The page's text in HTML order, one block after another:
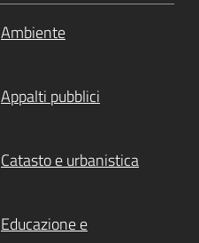
Ambiente
Appalti pubblici
Catasto e urbanistica
Educazione e